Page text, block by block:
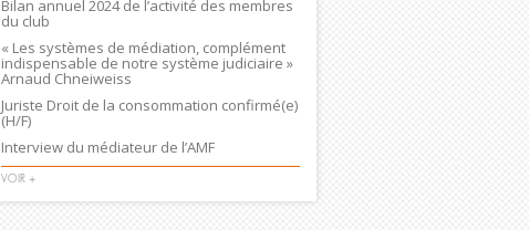
Bilan annuel 2024 de l’activité des membres
du club
« Les systèmes de médiation, complément
indispensable de notre système judiciaire »
Arnaud Chneiweiss
Juriste Droit de la consommation confirmé(e)
(H/F)
Interview du médiateur de l’AMF
VOIR +